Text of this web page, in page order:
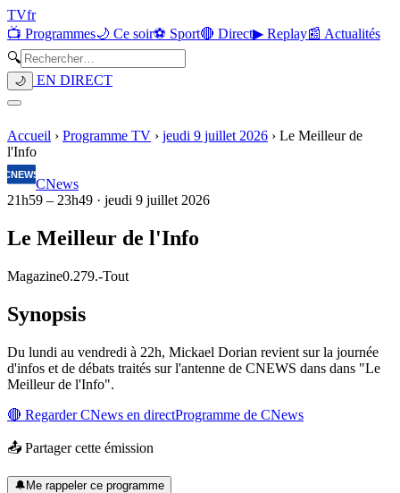
TVfr
📺 Programmes🌙 Ce soir⚽ Sport🔴 Direct▶ Replay📰 Actualités
🔍
🌙 EN DIRECT
Accueil › Programme TV › jeudi 9 juillet 2026 › Le Meilleur de
l'Info
CNews
21h59 – 23h49 · jeudi 9 juillet 2026
Le Meilleur de l'Info
Magazine0.279.-Tout
Synopsis
Du lundi au vendredi à 22h, Mickael Dorian revient sur la journée
d'infos et de débats traités sur l'antenne de CNEWS dans dans "Le
Meilleur de l'Info".
🔴 RegarderCNews en directProgramme de CNews
📤 Partager cette émission
🔔Me rappeler ce programme